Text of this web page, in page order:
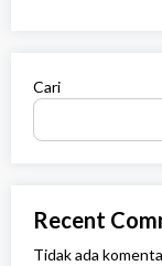
Cari
Recent
Tidak ada